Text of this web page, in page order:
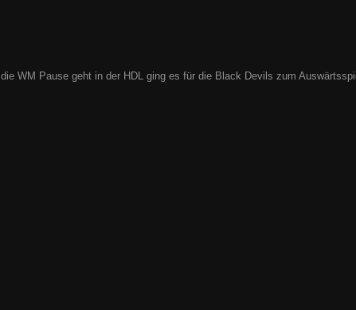
WM Pause geht in der HDL ging es für die Black Devils zum